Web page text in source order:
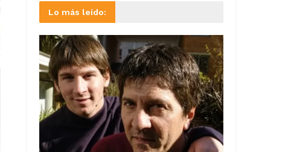
Lo más leído: